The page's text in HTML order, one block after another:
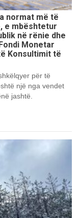
normat më të
e mbështetur
në rënie dhe
Monetar
Konsultimit të
për të
një nga vendet
jashtë.